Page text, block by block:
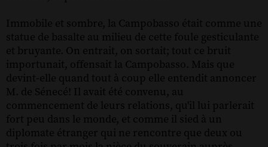
Immobile et sombre, la Campobasso était comme une
statue de basalte au milieu de cette foule gesticulante
et bruyante. On entrait, on sortait; tout ce bruit
importunait, offensait la Campobasso. Mais que
devint-elle quand tout à coup elle entendit annoncer
M. de Sénecé! Il avait été convenu, au
commencement de leurs relations, qu'il lui parlerait
fort peu dans le monde, et comme il sied à un
diplomate étranger qui ne rencontre que deux ou